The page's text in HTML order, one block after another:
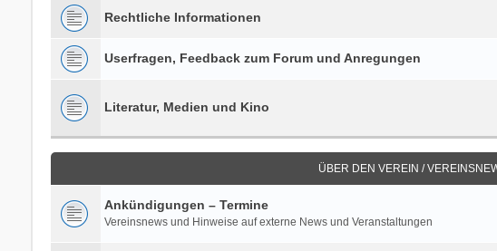
Rechtliche Informationen
Userfragen, Feedback zum Forum und Anregungen
Literatur, Medien und Kino
ÜBER DEN VEREIN /
Ankündigungen – Termine
Vereinsnews und Hinweise auf externe News und Veranstaltungen